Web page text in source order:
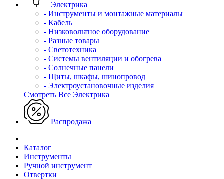
Электрика
- Инструменты и монтажные материалы
- Кабель
- Низковольтное оборудование
- Разные товары
- Светотехника
- Системы вентиляции и обогрева
- Солнечные панели
- Щиты, шкафы, шинопровод
- Электроустановочные изделия
Смотреть Все Электрика
Распродажа
Каталог
Инструменты
Ручной инструмент
Отвертки